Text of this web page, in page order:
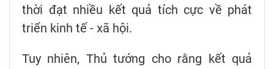
thời đạt nhiều kết quả tích cực về phát
triển kinh tế - xã hội.
Tuy nhiên, Thủ tướng cho rằng kết quả